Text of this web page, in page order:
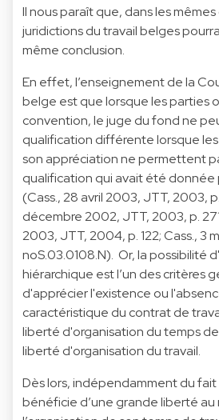
Il nous paraît que, dans les
juridictions du travail belges
même conclusion.
En effet, l’enseignement de la
belge est que lorsque les parties
convention, le juge du fond ne
qualification différente lorsque
son appréciation ne permettent
qualification qui avait été donnée
(Cass., 28 avril 2003, JTT, 2003, p.
décembre 2002, JTT, 2003, p.
2003, JTT, 2004, p. 122; Cass., 3
noS.03.0108.N). Or, la possibilité
hiérarchique est l’un des critères
d'apprécier l'existence ou
caractéristique du contrat de
liberté d'organisation du temps
liberté d'organisation du travail.
Dès lors, indépendamment du fait
bénéficie d’une grande liberté au